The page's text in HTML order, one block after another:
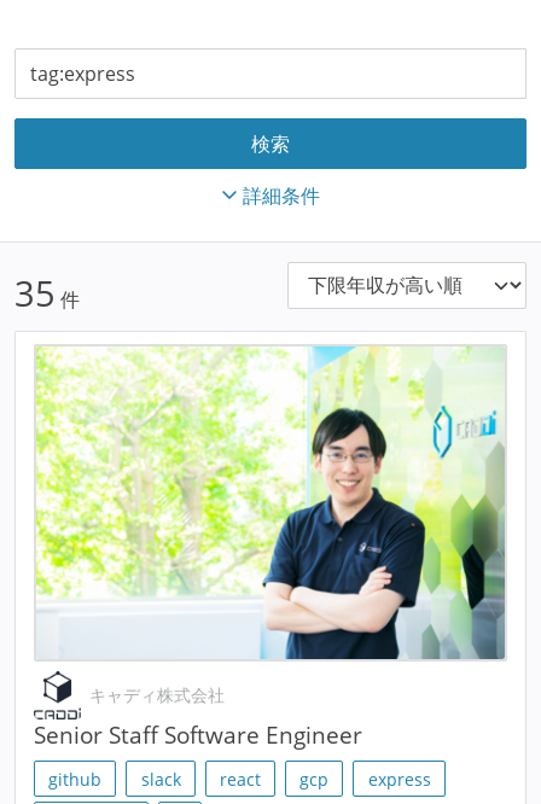
詳細条件
35 件
キャディ株式会社
Senior Staff Software Engineer
github slack react gcp
express